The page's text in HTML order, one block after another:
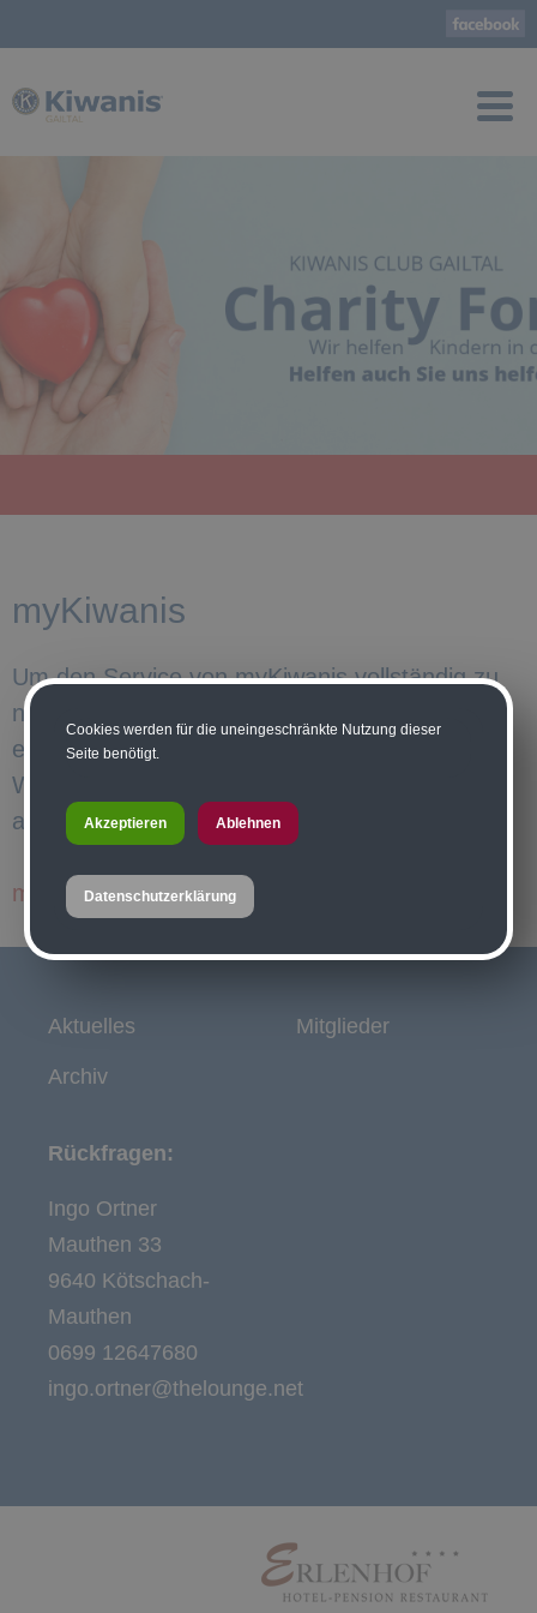
myKiwanis
Um den Service von myKiwanis vollständig zu
nutzen, sind persönliche Zugangsdaten
erforderlich.
Wer noch keinen Zugang hat, möge sich bitte
an
Werner Wölbitschwenden.
myKiwanis aufrufen ...
Aktuelles
Archiv
Mitglieder
Rückfragen:
Ingo Ortner
Mauthen 33
9640 Kötschach-
Mauthen
0699 12647680
ingo.ortner@thelounge.net
Cookies werden für die uneingeschränkte Nutzung dieser
Seite benötigt.
Akzeptieren Ablehnen
Datenschutzerklärung